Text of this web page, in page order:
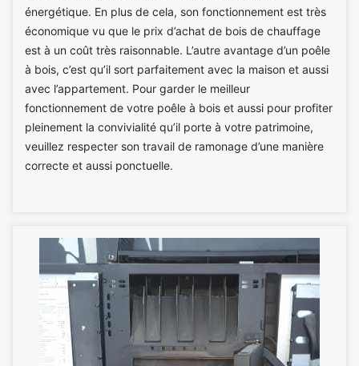
énergétique. En plus de cela, son fonctionnement est très
économique vu que le prix d’achat de bois de chauffage
est à un coût très raisonnable. L’autre avantage d’un poêle
à bois, c’est qu’il sort parfaitement avec la maison et aussi
avec l’appartement. Pour garder le meilleur
fonctionnement de votre poêle à bois et aussi pour profiter
pleinement la convivialité qu’il porte à votre patrimoine,
veuillez respecter son travail de ramonage d’une manière
correcte et aussi ponctuelle.